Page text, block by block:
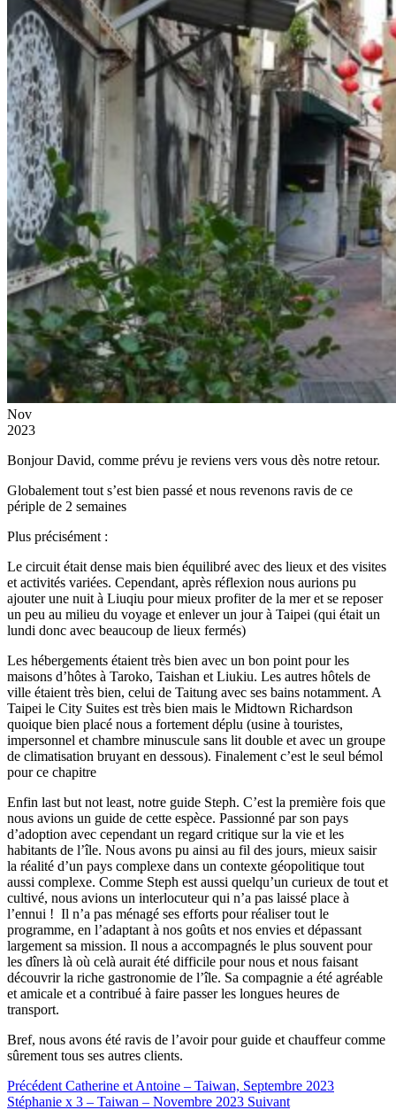
À propos
Notre agence
Notre agence à Taïwan
Le réseau Asian Roads
Les avis des voyageurs sur Taïwan
Préparer votre séjour
Nos hôtels partenaires
Avant de partir à Taïwan
L’Histoire de Taïwan
La météo et le climat à Taïwan
Se déplacer à Taïwan
Guide de traduction en mandarin
La gastronomie taïwanaise
Fêtes traditionnelles
Demande d’info
09 83 40 65 79
Nov
2023
Bonjour David, comme prévu je reviens vers vous dès notre retour.
Globalement tout s’est bien passé et nous revenons ravis de ce
périple de 2 semaines
Plus précisément :
Le circuit était dense mais bien équilibré avec des lieux et des visites
et activités variées. Cependant, après réflexion nous aurions pu
ajouter une nuit à Liuqiu pour mieux profiter de la mer et se reposer
un peu au milieu du voyage et enlever un jour à Taipei (qui était un
lundi donc avec beaucoup de lieux fermés)
Les hébergements étaient très bien avec un bon point pour les
maisons d’hôtes à Taroko, Taishan et Liukiu. Les autres hôtels de
ville étaient très bien, celui de Taitung avec ses bains notamment. A
Taipei le City Suites est très bien mais le Midtown Richardson
quoique bien placé nous a fortement déplu (usine à touristes,
impersonnel et chambre minuscule sans lit double et avec un groupe
de climatisation bruyant en dessous). Finalement c’est le seul bémol
pour ce chapitre
Enfin last but not least, notre guide Steph. C’est la première fois que
nous avions un guide de cette espèce. Passionné par son pays
d’adoption avec cependant un regard critique sur la vie et les
habitants de l’île. Nous avons pu ainsi au fil des jours, mieux saisir
la réalité d’un pays complexe dans un contexte géopolitique tout
aussi complexe. Comme Steph est aussi quelqu’un curieux de tout et
cultivé, nous avions un interlocuteur qui n’a pas laissé place à
l’ennui ! Il n’a pas ménagé ses efforts pour réaliser tout le
programme, en l’adaptant à nos goûts et nos envies et dépassant
largement sa mission. Il nous a accompagnés le plus souvent pour
les dîners là où celà aurait été difficile pour nous et nous faisant
découvrir la riche gastronomie de l’île. Sa compagnie a été agréable
et amicale et a contribué à faire passer les longues heures de
transport.
Bref, nous avons été ravis de l’avoir pour guide et chauffeur comme
sûrement tous ses autres clients.
Précédent Catherine et Antoine – Taiwan, Septembre 2023
Stéphanie x 3 – Taiwan – Novembre 2023 Suivant